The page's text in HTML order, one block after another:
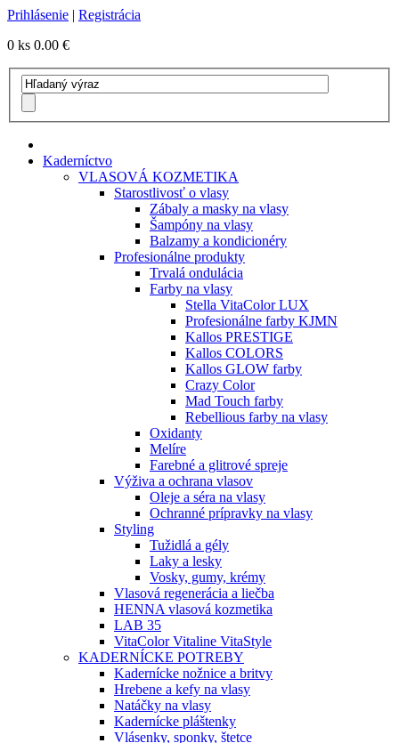
Prihlásenie | Registrácia
0 ks 0.00 €
Kaderníctvo
VLASOVÁ KOZMETIKA
Starostlivosť o vlasy
Zábaly a masky na vlasy
Šampóny na vlasy
Balzamy a kondicionéry
Profesionálne produkty
Trvalá ondulácia
Farby na vlasy
Stella VitaColor LUX
Profesionálne farby KJMN
Kallos PRESTIGE
Kallos COLORS
Kallos GLOW farby
Crazy Color
Mad Touch farby
Rebellious farby na vlasy
Oxidanty
Melíre
Farebné a glitrové spreje
Výživa a ochrana vlasov
Oleje a séra na vlasy
Ochranné prípravky na vlasy
Styling
Tužidlá a gély
Laky a lesky
Vosky, gumy, krémy
Vlasová regenerácia a liečba
HENNA vlasová kozmetika
LAB 35
VitaColor Vitaline VitaStyle
KADERNÍCKE POTREBY
Kadernícke nožnice a britvy
Hrebene a kefy na vlasy
Natáčky na vlasy
Kadernícke pláštenky
Vlásenky, sponky, štetce